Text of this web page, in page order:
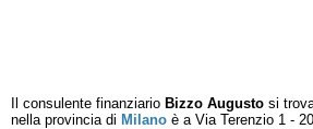
Il consulente finanziario Bizzo Augusto si
nella provincia di Milano è a Via Terenzio 1 -